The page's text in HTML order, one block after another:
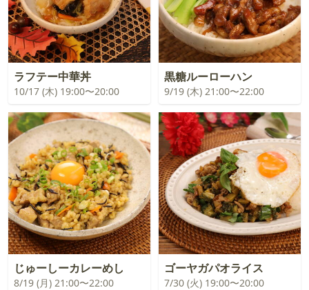
ラフテー中華丼
10/17 (木) 19:00〜20:00
黒糖ルーローハン
9/19 (木) 21:00〜22:00
じゅーしーカレーめし
8/19 (月) 21:00〜22:00
ゴーヤガパオライス
7/30 (火) 19:00〜20:00